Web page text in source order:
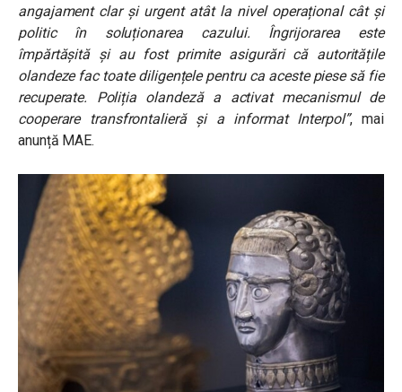
angajament clar și urgent atât la nivel operațional cât și
politic în soluționarea cazului. Îngrijorarea este
împărtășită și au fost primite asigurări că autoritățile
olandeze fac toate diligențele pentru ca aceste piese să fie
recuperate. Poliția olandeză a activat mecanismul de
cooperare transfrontalieră și a informat Interpol”, mai
anunță MAE.